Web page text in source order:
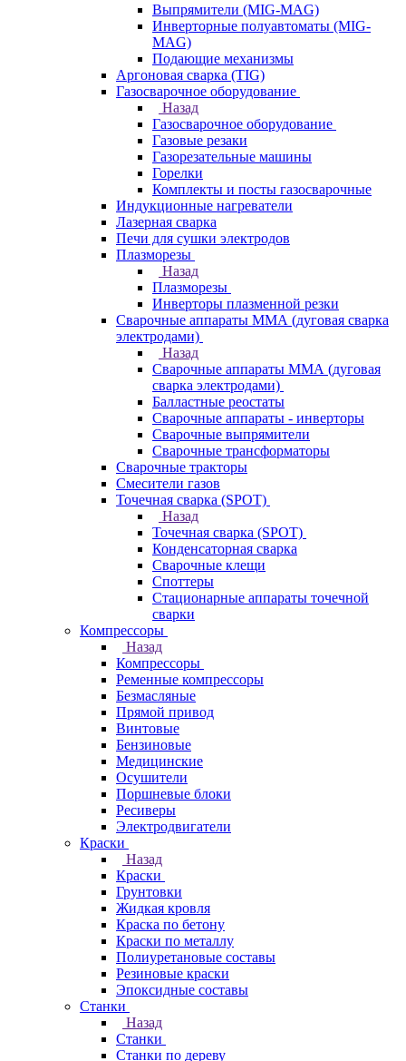
Выпрямители (MIG-MAG)
Инверторные полуавтоматы (MIG-
MAG)
Подающие механизмы
Аргоновая сварка (TIG)
Газосварочное оборудование
Назад
Газосварочное оборудование
Газовые резаки
Газорезательные машины
Горелки
Комплекты и посты газосварочные
Индукционные нагреватели
Лазерная сварка
Печи для сушки электродов
Плазморезы
Назад
Плазморезы
Инверторы плазменной резки
Сварочные аппараты ММА (дуговая сварка
электродами)
Назад
Сварочные аппараты ММА (дуговая
сварка электродами)
Балластные реостаты
Сварочные аппараты - инверторы
Сварочные выпрямители
Сварочные трансформаторы
Сварочные тракторы
Смесители газов
Точечная сварка (SPOT)
Назад
Точечная сварка (SPOT)
Конденсаторная сварка
Сварочные клещи
Споттеры
Стационарные аппараты точечной
сварки
Компрессоры
Назад
Компрессоры
Ременные компрессоры
Безмасляные
Прямой привод
Винтовые
Бензиновые
Медицинские
Осушители
Поршневые блоки
Ресиверы
Электродвигатели
Краски
Назад
Краски
Грунтовки
Жидкая кровля
Краска по бетону
Краски по металлу
Полиуретановые составы
Резиновые краски
Эпоксидные составы
Станки
Назад
Станки
Станки по дереву